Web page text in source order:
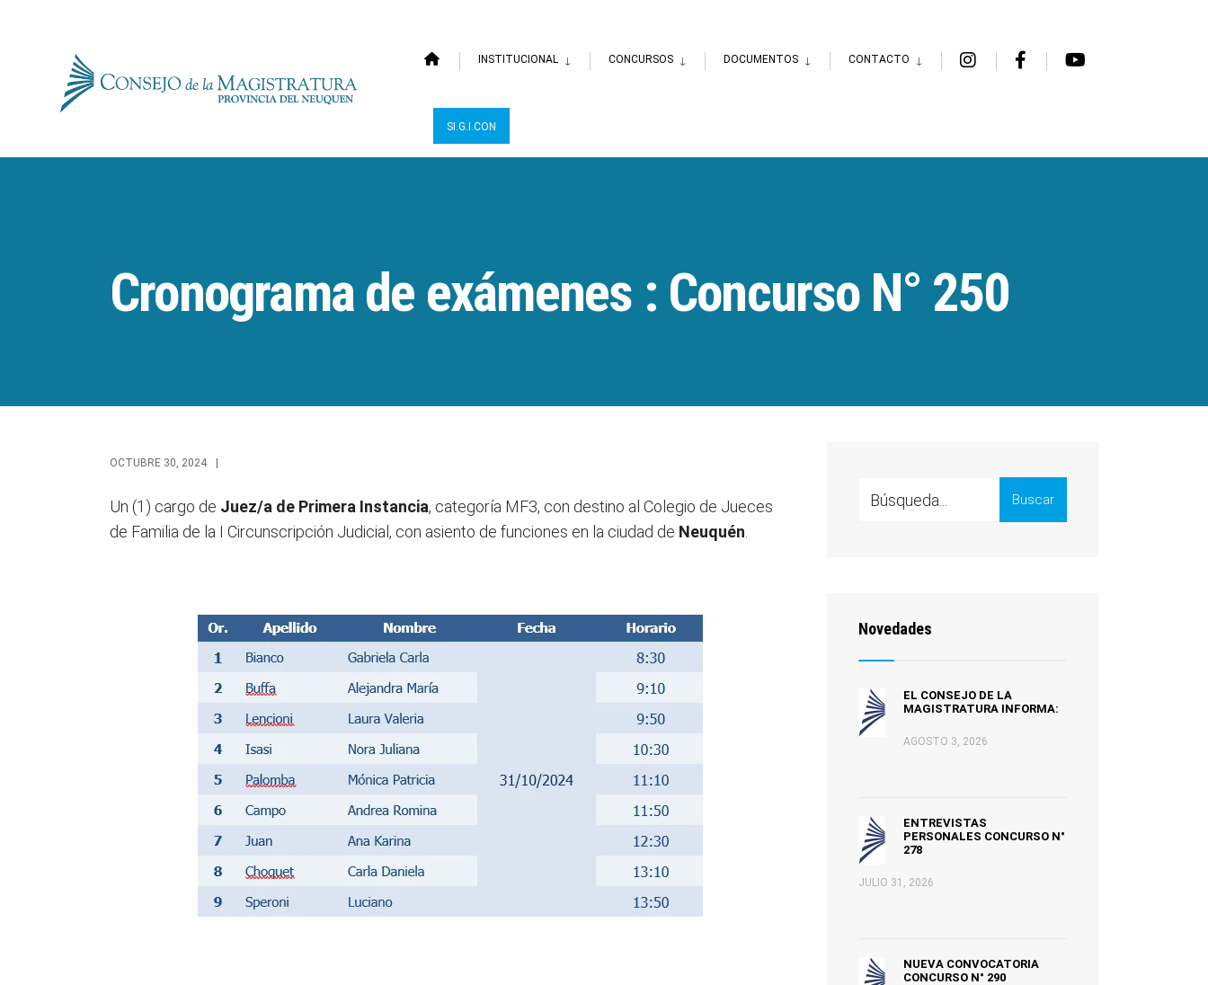
content
INSTITUCIONAL CONCURSOS DOCUMENTOS CONTACTO
SI.G.I.CON
Cronograma de exámenes : Concurso N° 250
OCTUBRE 30, 2024
Un (1) cargo de Juez/a de Primera Instancia, categoría MF3, con destino al Colegio de Jueces
de Familia de la I Circunscripción Judicial, con asiento de funciones en la ciudad de Neuquén
Buscar
Novedades
EL CONSEJO DE LA
MAGISTRATURA INFORMA:
AGOSTO 3, 2026
ENTREVISTAS
PERSONALES CONCURSO N°
278
JULIO 31, 2026
NUEVA CONVOCATORIA
CONCURSO N° 290